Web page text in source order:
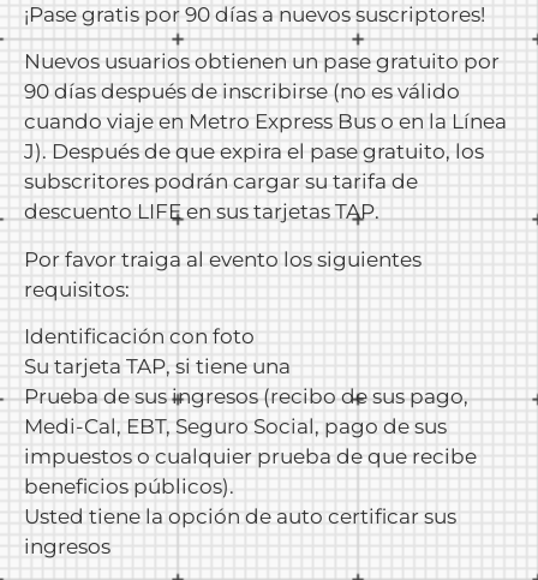
¡Pase gratis por 90 días a nuevos suscriptores!
Nuevos usuarios obtienen un pase gratuito por
90 días después de inscribirse (no es válido
cuando viaje en Metro Express Bus o en la Línea
J). Después de que expira el pase gratuito, los
subscritores podrán cargar su tarifa de
descuento LIFE en sus tarjetas TAP.
Por favor traiga al evento los siguientes
requisitos:
Identificación con foto
Su tarjeta TAP, si tiene una
Prueba de sus ingresos (recibo de sus pago,
Medi-Cal, EBT, Seguro Social, pago de sus
impuestos o cualquier prueba de que recibe
beneficios públicos).
Usted tiene la opción de auto certificar sus
ingresos